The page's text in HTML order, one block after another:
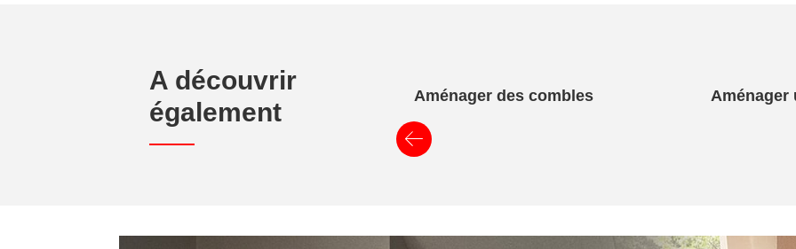
A découvrir
également
Aménager des combles Aménager